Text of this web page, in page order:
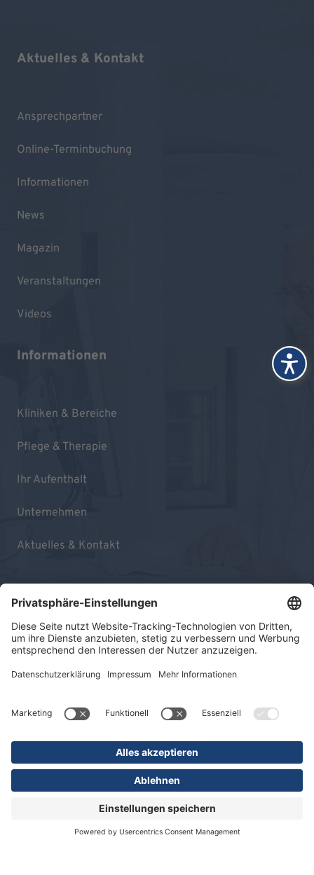
Aktuelles & Kontakt
Ansprechpartner
Online-Terminbuchung
Informationen
News
Magazin
Veranstaltungen
Videos
Informationen
Kliniken & Bereiche
Pflege & Therapie
Ihr Aufenthalt
Unternehmen
Aktuelles & Kontakt
Impressum
Datenschutz
© 2026 KLINIKEN DR. ERLER